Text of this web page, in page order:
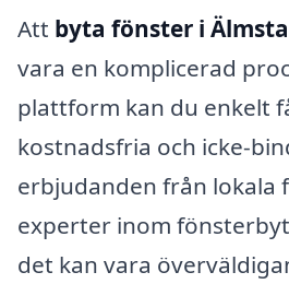
Att byta fönster i Älmsta
vara en komplicerad
plattform kan du enkelt
kostnadsfria och icke-
erbjudanden från lokala
experter inom
det kan vara